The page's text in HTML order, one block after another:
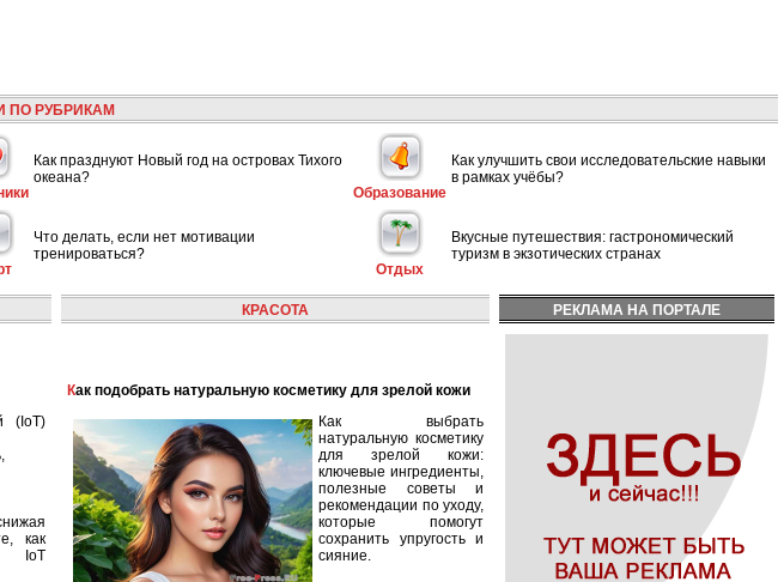
ПО РУБРИКАМ
Как празднуют Новый год на островах Тихого
океана?
Образование
Как улучшить свои исследовательские навыки
в рамках учёбы?
Что делать, если нет мотивации
тренироваться?
Отдых
Вкусные путешествия: гастрономический
туризм в экзотических странах
(IoT)
как
IoT
КРАСОТА
Как подобрать натуральную косметику для зрелой кожи
Как выбрать
натуральную косметику
для зрелой кожи:
ключевые ингредиенты,
полезные советы и
рекомендации по уходу,
которые помогут
сохранить упругость и
сияние.
РЕКЛАМА НА ПОРТАЛЕ